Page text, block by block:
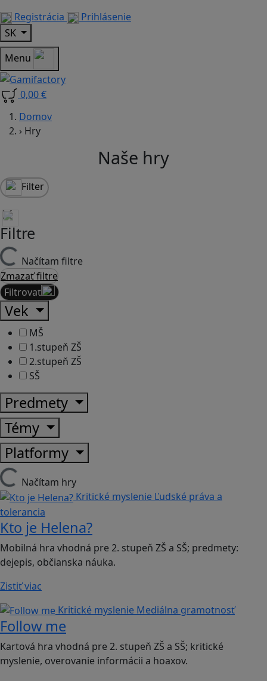
Registrácia
Prihlásenie
SK
Menu
0,00 €
Domov
› Hry
Naše hry
Filter
Filtre
Načítam filtre
Zmazať filtre
Filtrovať
Vek
MŠ
1.stupeň ZŠ
2.stupeň ZŠ
SŠ
Predmety
Témy
Platformy
Načítam hry
Kritické myslenie Ľudské práva a
tolerancia
Kto je Helena?
Mobilná hra vhodná pre 2. stupeň ZŠ a SŠ; predmety:
dejepis, občianska náuka.
Zistiť viac
Kritické myslenie Mediálna gramotnosť
Follow me
Kartová hra vhodná pre 2. stupeň ZŠ a SŠ; kritické
myslenie, overovanie informácii a hoaxov.